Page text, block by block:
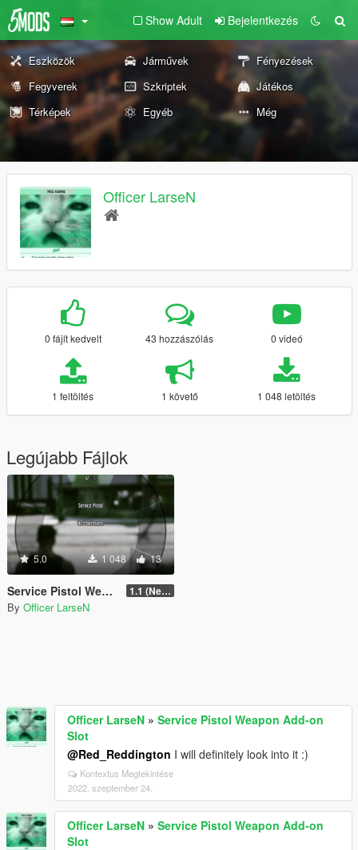
Show Adult Bejelentkezés
Eszközök Járművek
Fényezések
Fegyverek
Szkriptek
Játékos
Térképek
Egyéb Még
Officer LarseN
0 fájlt kedvelt 43 hozzászólás 0 videó
1 feltöltés 1 követő 1 048 letöltés
Legújabb Fájlok
5.0 1 048 13
Service Pistol Weapon Add-on Slot 1.1 (Newest)
By Officer LarseN
Officer LarseN » Service Pistol Weapon Add-on
Slot
@Red_Reddington I will definitely look into it :)
Kontextus Megtekintése
2022. szeptember 24.
Officer LarseN » Service Pistol Weapon Add-on
Slot